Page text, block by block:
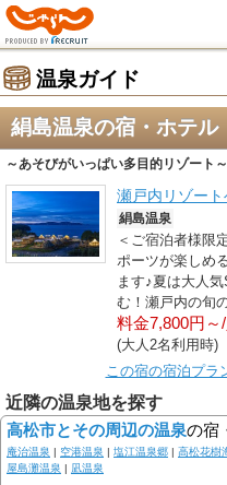
温泉ガイド
絹島温泉の宿・ホテル
～あそびがいっぱい多目的リゾート
瀬戸内リゾー
絹島温泉
＜ご宿泊者様限
ポーツが楽しめ
ます♪夏は大人
む！瀬戸内の旬
料金7,800円～/
(大人2名利用時)
この宿の宿泊プラ
近隣の温泉地を探す
高松市とその周辺の温泉の宿
庵治温泉 | 空港温泉 | 塩江温泉郷 | 高松花樹
屋島灘温泉 | 凪温泉